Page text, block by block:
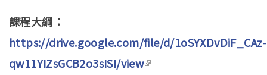
課程大綱：
https://drive.google.com/file/d/1oSYXDvDiF_CAz-
qw11YIZsGCB2o3sISI/view(link is external)